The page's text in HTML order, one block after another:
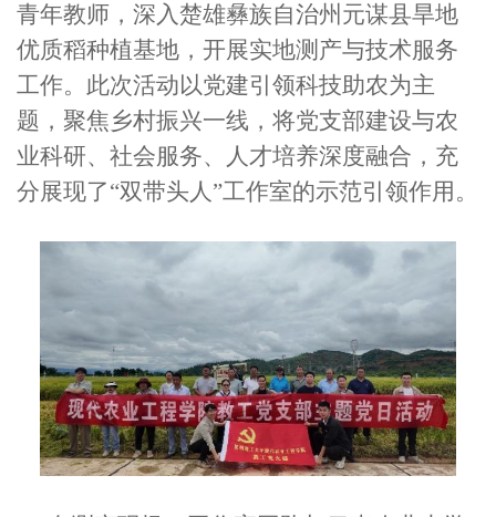
青年教师，深入楚雄彝族自治州元谋县旱地
优质稻种植基地，开展实地测产与技术服务
工作。此次活动以党建引领科技助农为主
题，聚焦乡村振兴一线，将党支部建设与农
业科研、社会服务、人才培养深度融合，充
分展现了“双带头人”工作室的示范引领作用。